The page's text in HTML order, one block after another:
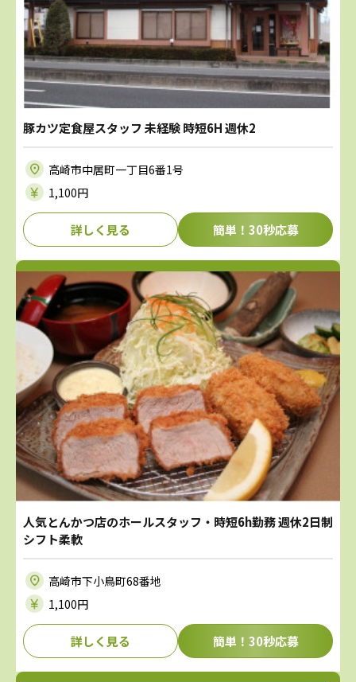
豚カツ定食屋スタッフ 未経験 時短6H 週休2
高崎市中居町一丁目6番1号
1,100円
詳しく見る 簡単！30秒応募
人気とんかつ店のホールスタッフ・時短6h勤務 週休2日制
シフト柔軟
高崎市下小鳥町68番地
1,100円
詳しく見る 簡単！30秒応募